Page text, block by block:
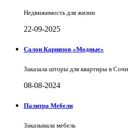
Недвижимость для жизни
22-09-2025
Салон Карнизов «Модные»
Заказала шторы для квартиры в Сочи
08-08-2024
Палитра Мебели
Заказывала мебель